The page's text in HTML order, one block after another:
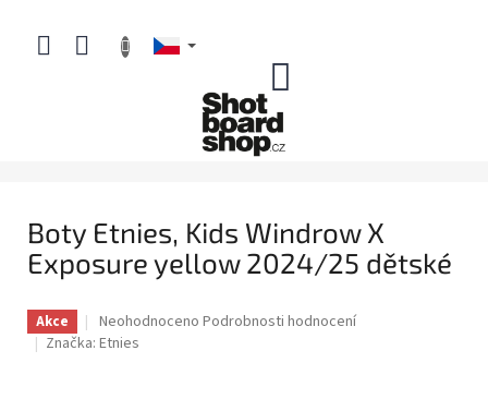
obsah
Boty Etnies, Kids Windrow X
Exposure yellow 2024/25 dětské
Akce
Průměrné
hodnocení
Neohodnoceno Podrobnosti hodnocení
Značka: Etnies